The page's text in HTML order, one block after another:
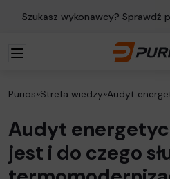
Szukasz wykonawcy? Sprawdź
Purios»Strefa wiedzy»Audyt
Audyt
jest i do czego